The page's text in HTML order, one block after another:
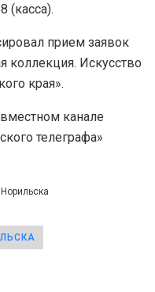
(касса).
прием заявок
коллекция. Искусство
края».
канале
телеграфа»